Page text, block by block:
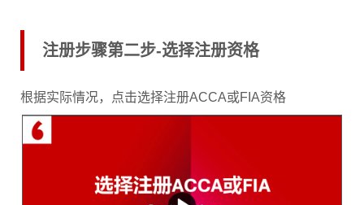
注册步骤第二步-选择注册资格
根据实际情况，点击选择注册ACCA或FIA资格